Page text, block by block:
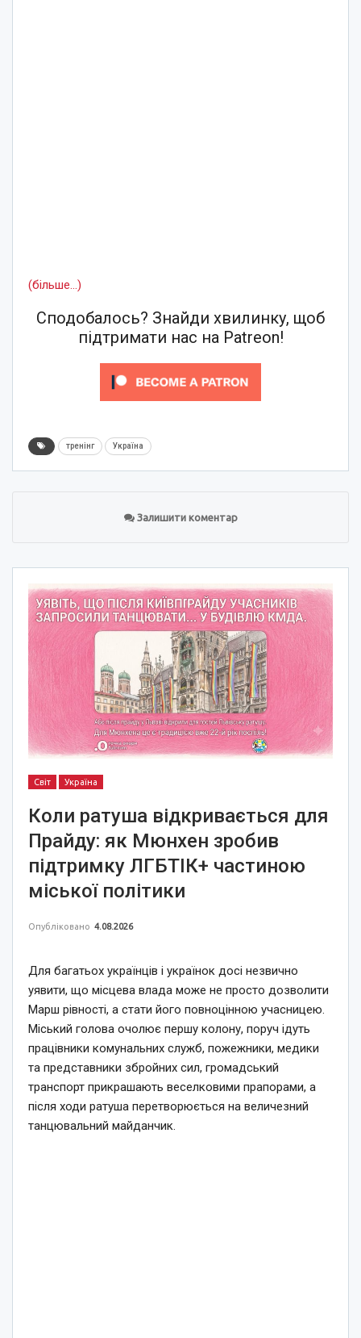
(більше…)
Сподобалось? Знайди хвилинку, щоб
підтримати нас на Patreon!
тренінг Україна
Залишити коментар
Світ Україна
Коли ратуша відкривається для
Прайду: як Мюнхен зробив
підтримку ЛГБТІК+ частиною
міської політики
Опубліковано 4.08.2026
Для багатьох українців і українок досі незвично
уявити, що місцева влада може не просто дозволити
Марш рівності, а стати його повноцінною учасницею.
Міський голова очолює першу колону, поруч ідуть
працівники комунальних служб, пожежники, медики
та представники збройних сил, громадський
транспорт прикрашають веселковими прапорами, а
після ходи ратуша перетворюється на величезний
танцювальний майданчик.